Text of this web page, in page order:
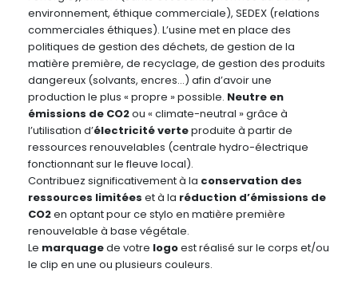
environnement, éthique commerciale), SEDEX (relations
commerciales éthiques). L’usine met en place des
politiques de gestion des déchets, de gestion de la
matière première, de recyclage, de gestion des produits
dangereux (solvants, encres…) afin d’avoir une
production le plus « propre » possible. Neutre en
émissions de CO2ou « climate-neutral » grâce à
l’utilisation d’électricité verteproduite à partir de
ressources renouvelables (centrale hydro-électrique
fonctionnant sur le fleuve local).
Contribuez significativement à la conservation des
ressources limitées et à la réduction d’émissions de
CO2en optant pour ce stylo en matière première
renouvelable à base végétale.
Le marquagede votre logoest réalisé sur le corps et/ou
le clip en une ou plusieurs couleurs.